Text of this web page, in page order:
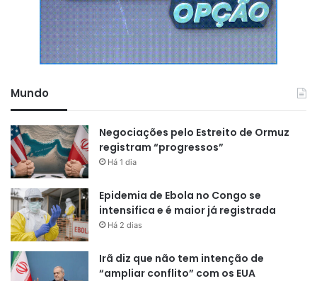
Mundo
Negociações pelo Estreito de Ormuz
registram “progressos”
Há 1 dia
Epidemia de Ebola no Congo se
intensifica e é maior já registrada
Há 2 dias
Irã diz que não tem intenção de
“ampliar conflito” com os EUA